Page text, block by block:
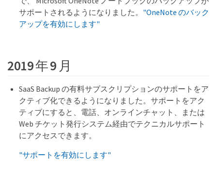
サポートされるようになりました。 "OneNote のバック
アップを有効にします"
2019 年 9 月
SaaS Backup の有料サブスクリプションのサポートをア
クティブ化できるようになりました。サポートをアク
ティブにすると、電話、オンラインチャット、または
Web チケット発行システム経由でテクニカルサポート
にアクセスできます。
"サポートを有効にします"